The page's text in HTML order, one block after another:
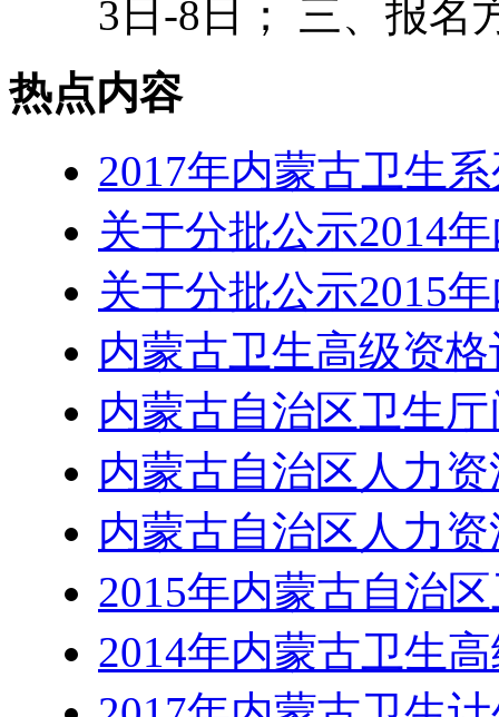
3日-8日； 三、报名
热点内容
2017年内蒙古卫生
关于分批公示2014
关于分批公示2015
内蒙古卫生高级资
内蒙古自治区卫生
内蒙古自治区人力
内蒙古自治区人力
2015年内蒙古自治
2014年内蒙古卫生